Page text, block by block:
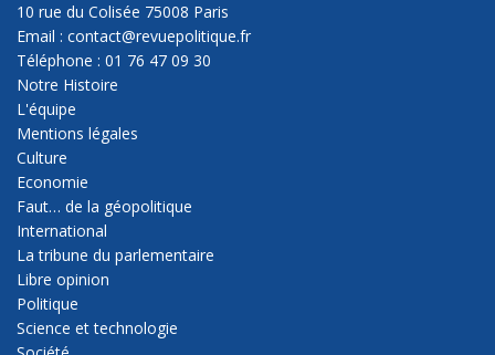
10 rue du Colisée 75008 Paris
Email : contact@revuepolitique.fr
Téléphone : 01 76 47 09 30
Notre Histoire
L'équipe
Mentions légales
Culture
Economie
Faut… de la géopolitique
International
La tribune du parlementaire
Libre opinion
Politique
Science et technologie